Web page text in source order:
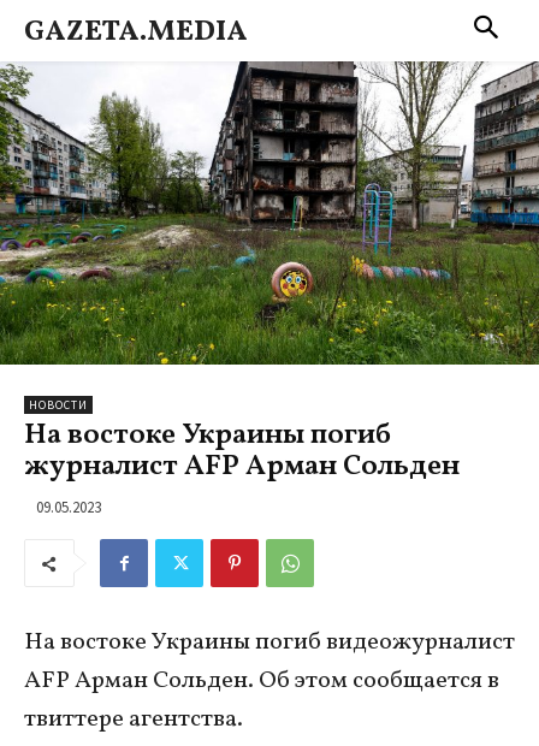
GAZETA.MEDIA
НОВОСТИ
На востоке Украины погиб
журналист AFP Арман Сольден
09.05.2023
На востоке Украины погиб видеожурналист
AFP Арман Сольден. Об этом сообщается в
твиттере агентства.